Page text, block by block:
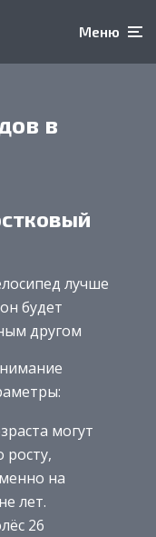
Меню
в
лучше
будет
другом
могут
росту,
на
лет.
26